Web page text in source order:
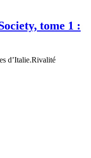
tome 1 :
d’Italie.Rivalité